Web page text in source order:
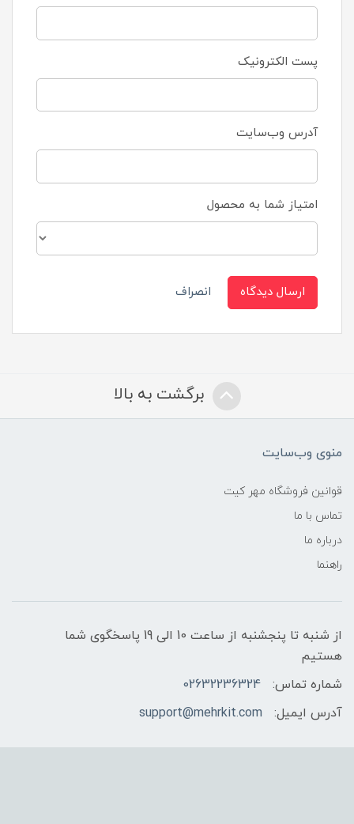
پست الکترونیک
آدرس وب‌سایت
امتیاز شما به محصول
ارسال دیدگاه انصراف
برگشت به بالا
منوی وب‌سایت
قوانین فروشگاه مهر کیت
تماس با ما
درباره ما
راهنما
از شنبه تا پنجشنبه از ساعت 10 الی 19 پاسخگوی شما
هستیم
شماره تماس:
02632236324
آدرس ایمیل:
support@mehrkit.com